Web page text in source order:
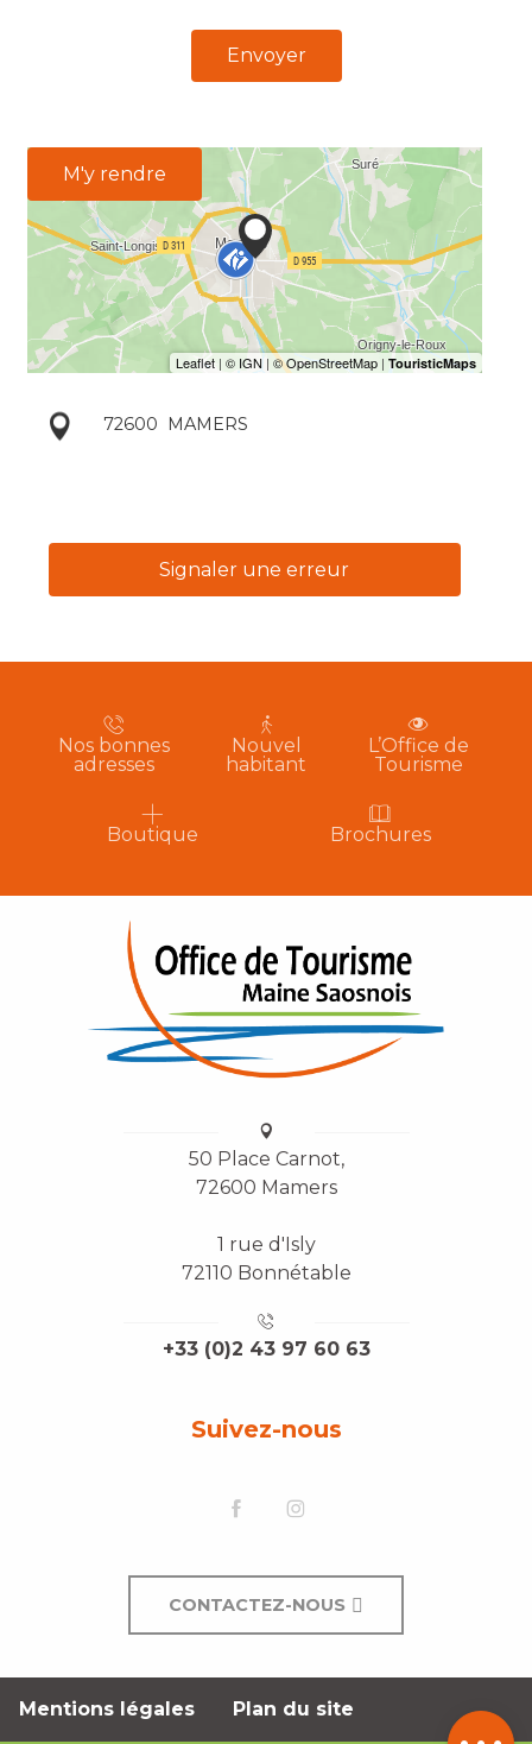
par email
Envoyer
M'y rendre
72600 MAMERS
Signaler une erreur
Nos bonnes
adresses
Nouvel
habitant
L’Office de
Tourisme
Boutique Brochures
50 Place Carnot,
72600 Mamers
1 rue d'Isly
72110 Bonnétable
+33 (0)2 43 97 60 63
Suivez-nous
CONTACTEZ-NOUS
Mentions légales Plan du site